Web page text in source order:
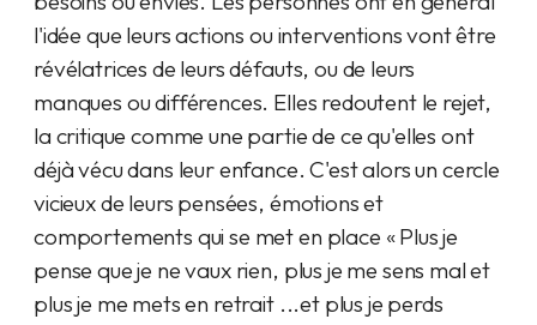
l'idée que leurs actions ou interventions vont être
révélatrices de leurs défauts, ou de leurs
manques ou différences. Elles redoutent le rejet,
la critique comme une partie de ce qu'elles ont
déjà vécu dans leur enfance. C'est alors un cercle
vicieux de leurs pensées, émotions et
comportements qui se met en place « Plus je
pense que je ne vaux rien, plus je me sens mal et
plus je me mets en retrait ...et plus je perds